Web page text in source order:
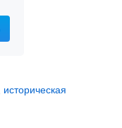
историческая